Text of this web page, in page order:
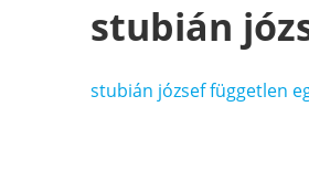
stubián
stubián józsef független